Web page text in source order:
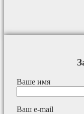
Ваше имя
Ваш e-mail